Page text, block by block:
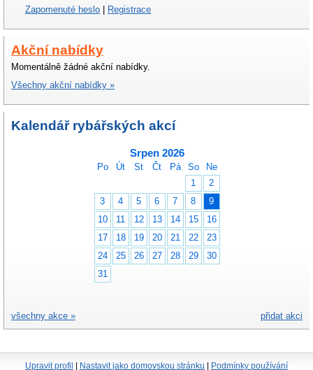
Zapomenuté heslo Registrace
Akční nabídky
Momentálně žádné akční nabídky.
Všechny akční nabídky »
Kalendář rybářských akcí
Srpen 2026
Po Út St Čt Pá So
Ne
1
2
3
4 5 6 7 8
9
10
11 12 13 14 15
16
17
18 19 20 21 22
23
24
25 26 27 28 29
30
31
přidat akci
všechny akce »
Upravit profil Nastavit jako domovskou stránku Podmínky používání